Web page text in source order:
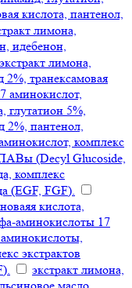
кислота, пантенол,
лимона,
идебенон,
экстракт лимона,
транексамовая
аминокислот,
глутатион 5%,
2%, пантенол,
комплекс
(Decyl Glucoside,
комплекс
(EGF, FGF).
кислота,
аминокислоты 17
экстрактов
экстракт лимона,
масло,